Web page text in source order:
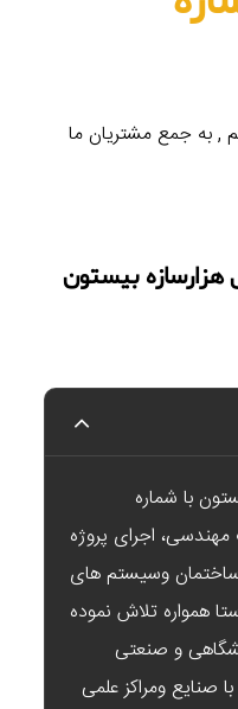
, به جمع مشتریان ما
بیستون
با شماره
مهندسی، اجرای پروژه
وسیستم های
همواره تلاش نموده
و صنعتی
صنایع ومراکز علمی